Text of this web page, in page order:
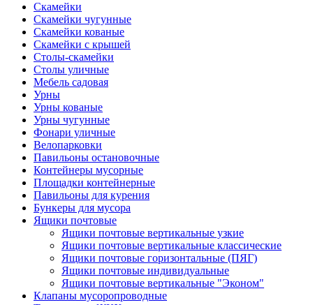
Скамейки
Скамейки чугунные
Скамейки кованые
Скамейки с крышей
Столы-скамейки
Столы уличные
Мебель садовая
Урны
Урны кованые
Урны чугунные
Фонари уличные
Велопарковки
Павильоны остановочные
Контейнеры мусорные
Площадки контейнерные
Павильоны для курения
Бункеры для мусора
Ящики почтовые
Ящики почтовые вертикальные узкие
Ящики почтовые вертикальные классические
Ящики почтовые горизонтальные (ПЯГ)
Ящики почтовые индивидуальные
Ящики почтовые вертикальные "Эконом"
Клапаны мусоропроводные